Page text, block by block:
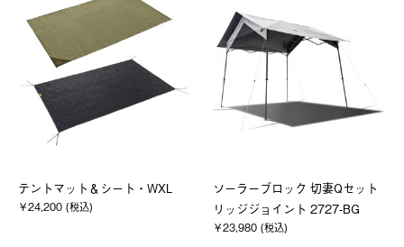
テントマット＆シート・WXL
￥24,200 (税込)
ソーラーブロック 切妻Qセット
リッジジョイント 2727-BG
￥23,980 (税込)